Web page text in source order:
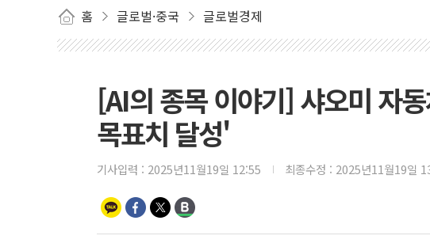
홈 글로벌·중국 글로벌경제
[AI의 종목 이야기] 샤오미 자
목표치 달성'
기사입력 : 2025년11월19일 12:55 최종수정 : 2025년11월19일